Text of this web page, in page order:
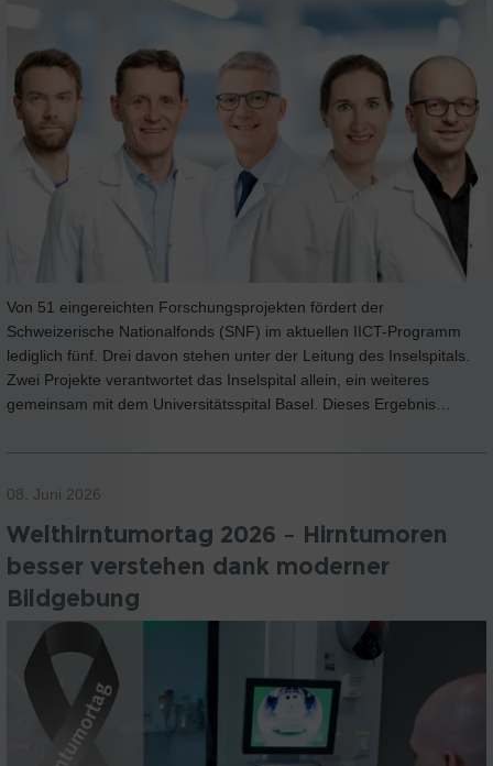
Von 51 eingereichten Forschungsprojekten fördert der
Schweizerische Nationalfonds (SNF) im aktuellen IICT-Programm
lediglich fünf. Drei davon stehen unter der Leitung des Inselspitals.
Zwei Projekte verantwortet das Inselspital allein, ein weiteres
gemeinsam mit dem Universitätsspital Basel. Dieses Ergebnis…
08. Juni 2026
Welthirntumortag 2026 – Hirntumoren
besser verstehen dank moderner
Bildgebung